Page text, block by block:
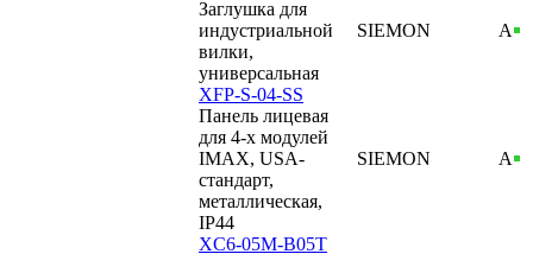
Заглушка для
индустриальной
вилки,
универсальная
SIEMON А
XFP-S-04-SS
Панель лицевая
для 4-х модулей
IMAX, USA-
стандарт,
металлическая,
IP44
SIEMON А
XC6-05M-B05T